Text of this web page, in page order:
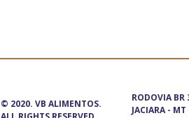
© 2020. VB ALIMENTOS.
RODOVIA BR
JACIARA -